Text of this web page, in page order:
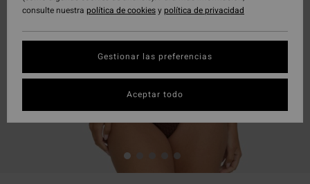
consulte nuestra política de cookiesypolítica de privacidad
Gestionar las preferencias
Aceptar todo